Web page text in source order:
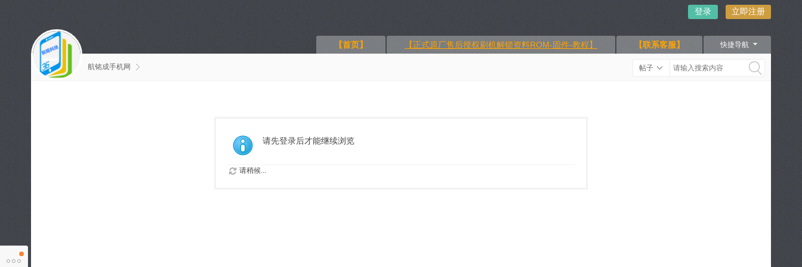
登录 立即注册
快捷导航
【联系客服】
【正式原厂售后授权刷机解锁资料ROM-固件-教程】
【首页】
航铭成手机网 帖子
请先登录后才能继续浏览
请稍候...